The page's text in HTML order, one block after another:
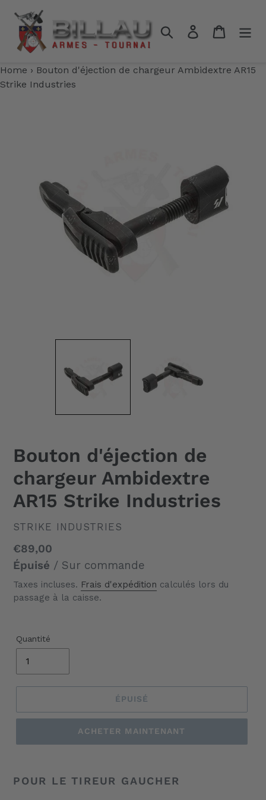
contenu
RechercherSe connecter
Panier
Home › Bouton d'éjection de chargeur Ambidextre AR15
Strike Industries
Bouton d'éjection de
chargeur Ambidextre
AR15 Strike Industries
DISTRIBUTEUR
STRIKE INDUSTRIES
Prix
normal
€89,00
Épuisé / Sur commande
Taxes incluses. Frais d'expédition calculés lors du
passage à la caisse.
Quantité
ÉPUISÉ
ACHETER MAINTENANT
d'un
POUR LE TIREUR GAUCHER